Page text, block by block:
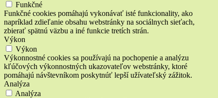
Funkčné
Funkčné cookies pomáhajú vykonávať isté funkcionality, ako
napríklad zdieľanie obsahu webstránky na sociálnych sieťach,
zbierať spätnú väzbu a iné funkcie tretích strán.
Výkon
Výkon
Výkonnostné cookies sa používajú na pochopenie a analýzu
kľúčových výkonnostných ukazovateľov webstránky, ktoré
pomáhajú návštevníkom poskytnúť lepší užívateľský zážitok.
Analýza
Analýza